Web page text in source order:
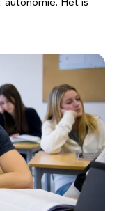
autonomie. Het is